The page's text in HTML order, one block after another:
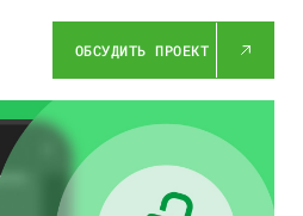
ОБСУДИТЬ ПРОЕКТ